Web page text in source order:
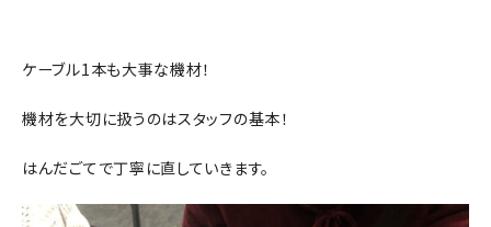
ケーブル1本も大事な機材！
機材を大切に扱うのはスタッフの基本！
はんだごてで丁寧に直していきます。